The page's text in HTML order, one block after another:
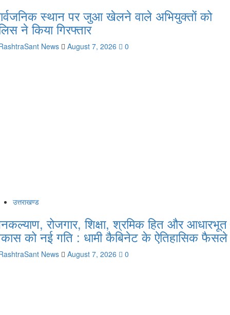
स्थान पर जुआ खेलने वाले अभियुक्तों को
ने किया गिरफ्तार
News August 7, 2026 0
उत्तराखण्ड
रोजगार, शिक्षा, श्रमिक हित और आधारभूत
को नई गति : धामी कैबिनेट के ऐतिहासिक फैसले
News August 7, 2026 0